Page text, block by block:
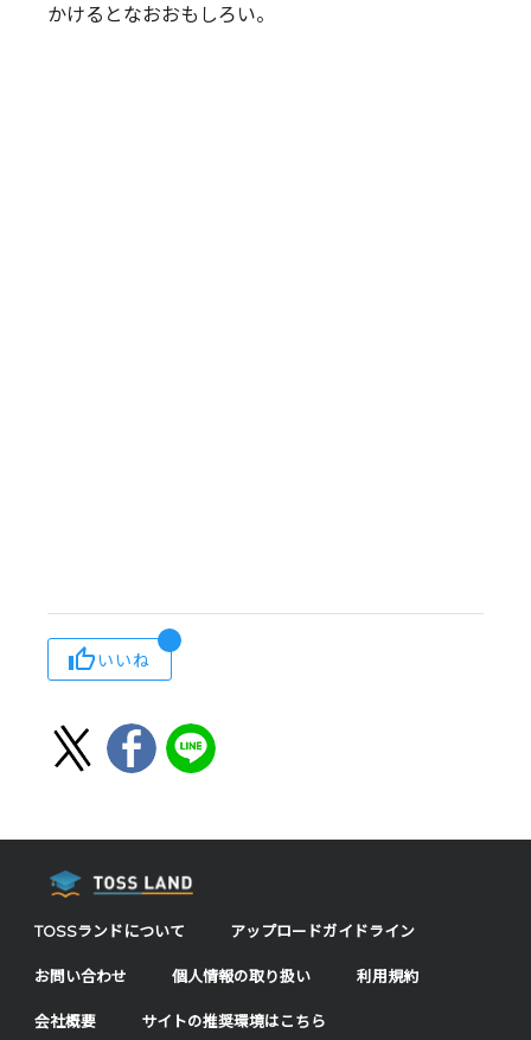
かけるとなおおもしろい。
いいね
TOSSランドについて アップロードガイドライン
お問い合わせ 個人情報の取り扱い 利用規約
会社概要 サイトの推奨環境はこちら